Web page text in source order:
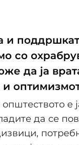
и
со
да ја
и
е
да се